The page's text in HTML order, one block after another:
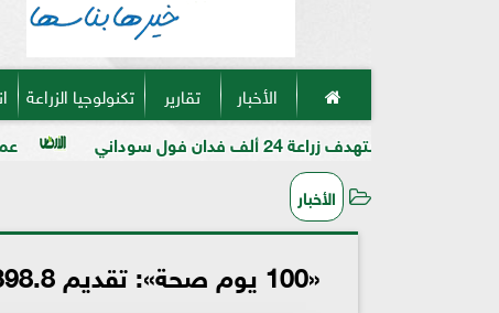
الأخبار تقارير تكنولوجيا الزراعة
عميد «زراعة الأزهر»
الأخبار
«100 يوم صحة»: تقديم 398.8 ألف خدمة في التخصصات الطبية والعلاجية